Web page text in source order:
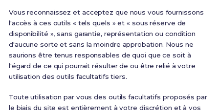
Vous reconnaissez et acceptez que nous vous fournissons
l'accès à ces outils « tels quels » et « sous réserve de
disponibilité », sans garantie, représentation ou condition
d'aucune sorte et sans la moindre approbation. Nous ne
saurions être tenus responsables de quoi que ce soit à
l'égard de ce qui pourrait résulter de ou être relié à votre
utilisation des outils facultatifs tiers.
Toute utilisation par vous des outils facultatifs proposés par
le biais du site est entièrement à votre discrétion et à vos